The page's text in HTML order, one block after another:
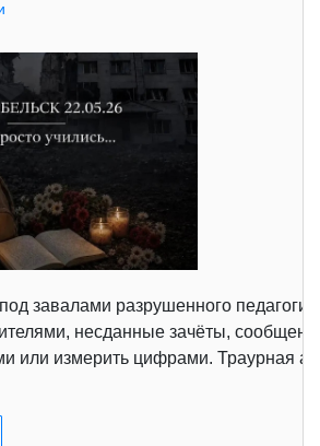
завалами разрушенного
несданные зачёты,
или измерить цифрами. Траурная